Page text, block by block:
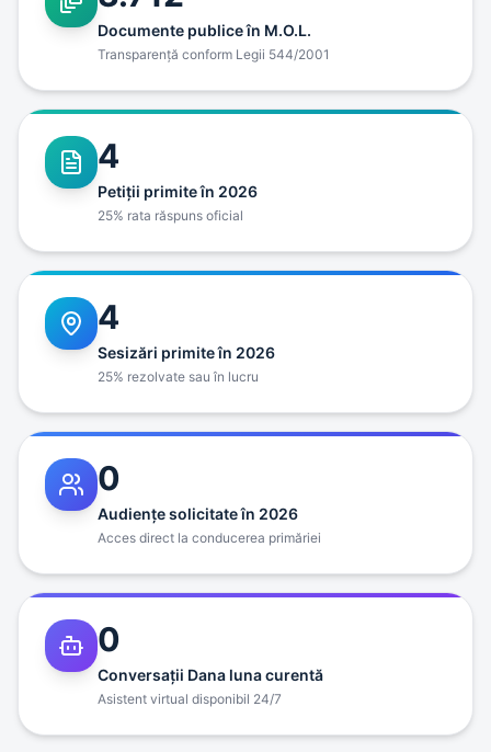
Documente publice în M.O.L.
Transparenţă conform Legii 544/2001
4
Petiţii primite în 2026
25% rata răspuns oficial
4
Sesizări primite în 2026
25% rezolvate sau în lucru
0
Audienţe solicitate în 2026
Acces direct la conducerea primăriei
0
Conversaţii Dana luna curentă
Asistent virtual disponibil 24/7